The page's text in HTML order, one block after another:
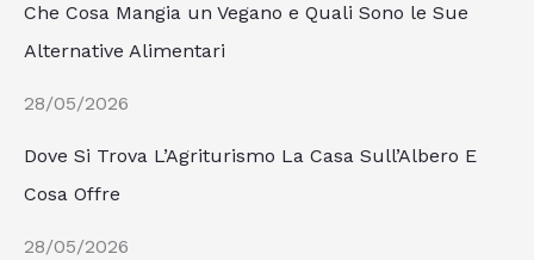
Che Cosa Mangia un Vegano e Quali Sono le Sue
Alternative Alimentari
28/05/2026
Dove Si Trova L’Agriturismo La Casa Sull’Albero E
Cosa Offre
28/05/2026